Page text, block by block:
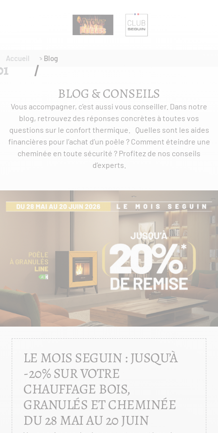
Accueil Blog
BLOG & CONSEILS
Vous accompagner, c’est aussi vous conseiller. Dans notre
blog, retrouvez des réponses concrètes à toutes vos
questions sur le confort thermique. Quelles sont les aides
financières pour l’achat d’un poêle ? Comment éteindre une
cheminée en toute sécurité ? Profitez de nos conseils
d’experts.
LE MOIS SEGUIN : JUSQU’À
-20% SUR VOTRE
CHAUFFAGE BOIS,
GRANULÉS ET CHEMINÉE
DU 28 MAI AU 20 JUIN